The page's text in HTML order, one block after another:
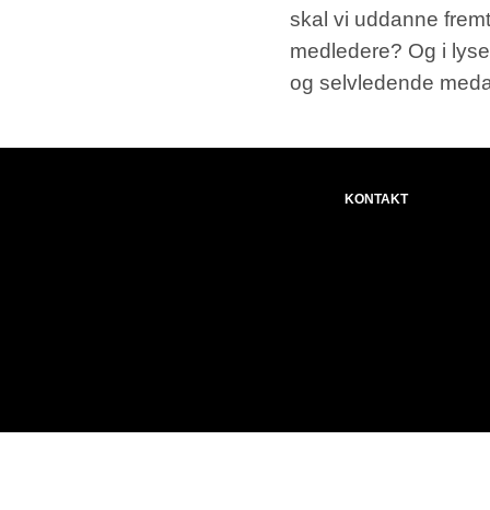
skal vi uddanne
medledere? Og i
og selvledende
KONTAKT